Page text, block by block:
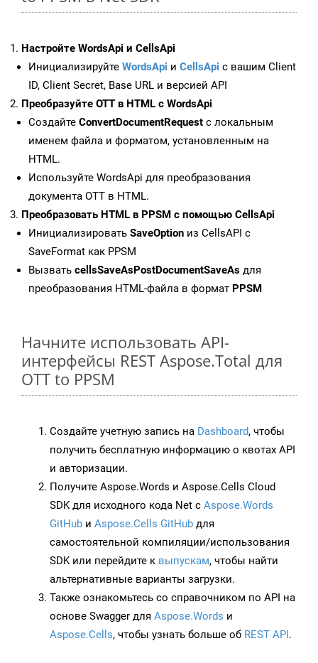
Настройте WordsApi и CellsApi
Инициализируйте WordsApi и CellsApi с вашим Client
ID, Client Secret, Base URL и версией API
Преобразуйте OTT в HTML с WordsApi
Создайте ConvertDocumentRequest с локальным
именем файла и форматом, установленным на
HTML.
Используйте WordsApi для преобразования
документа OTT в HTML.
Преобразовать HTML в PPSM с помощью CellsApi
Инициализировать SaveOption из CellsAPI с
SaveFormat как PPSM
Вызвать cellsSaveAsPostDocumentSaveAs для
преобразования HTML-файла в формат PPSM
Начните использовать API-
интерфейсы REST Aspose.Total для
OTT to PPSM
Создайте учетную запись на Dashboard, чтобы
получить бесплатную информацию о квотах API
и авторизации.
Получите Aspose.Words и Aspose.Cells Cloud
SDK для исходного кода Net с Aspose.Words
GitHub и Aspose.Cells GitHub для
самостоятельной компиляции/использования
SDK или перейдите к выпускам, чтобы найти
альтернативные варианты загрузки.
Также ознакомьтесь со справочником по API на
основе Swagger для Aspose.Words и
Aspose.Cells, чтобы узнать больше об REST API.